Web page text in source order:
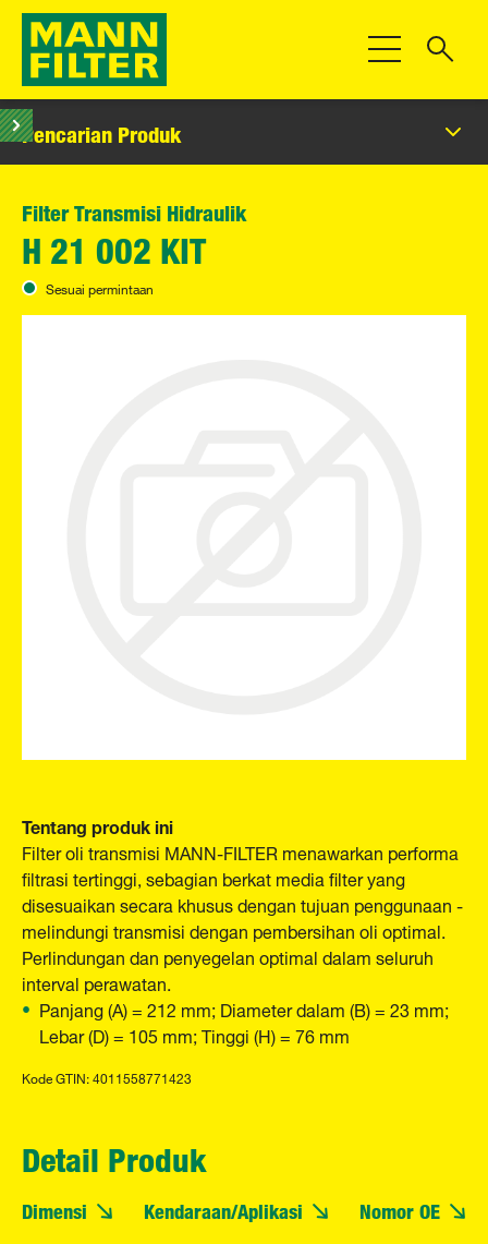
Beralih
Pencarian Produk
Filter Transmisi Hidraulik
H 21 002 KIT
Sesuai permintaan
Tentang produk ini
Filter oli transmisi MANN-FILTER menawarkan performa
filtrasi tertinggi, sebagian berkat media filter yang
disesuaikan secara khusus dengan tujuan penggunaan -
melindungi transmisi dengan pembersihan oli optimal.
Perlindungan dan penyegelan optimal dalam seluruh
interval perawatan.
Panjang (A) = 212 mm; Diameter dalam (B) = 23 mm;
Lebar (D) = 105 mm; Tinggi (H) = 76 mm
Kode GTIN: 4011558771423
Detail Produk
Dimensi Kendaraan/Aplikasi Nomor OE